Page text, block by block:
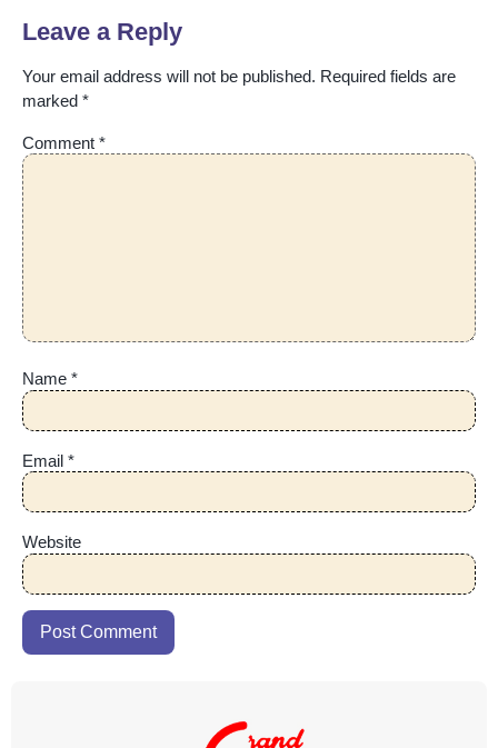
Leave a Reply
Your email address will not be published. Required fields are
marked *
Comment *
Name *
Email *
Website